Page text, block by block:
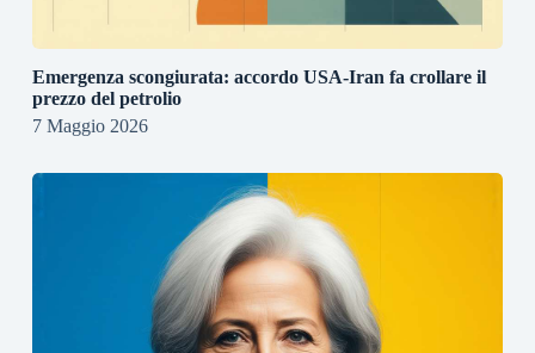
Emergenza scongiurata: accordo USA-Iran fa crollare il
prezzo del petrolio
7 Maggio 2026